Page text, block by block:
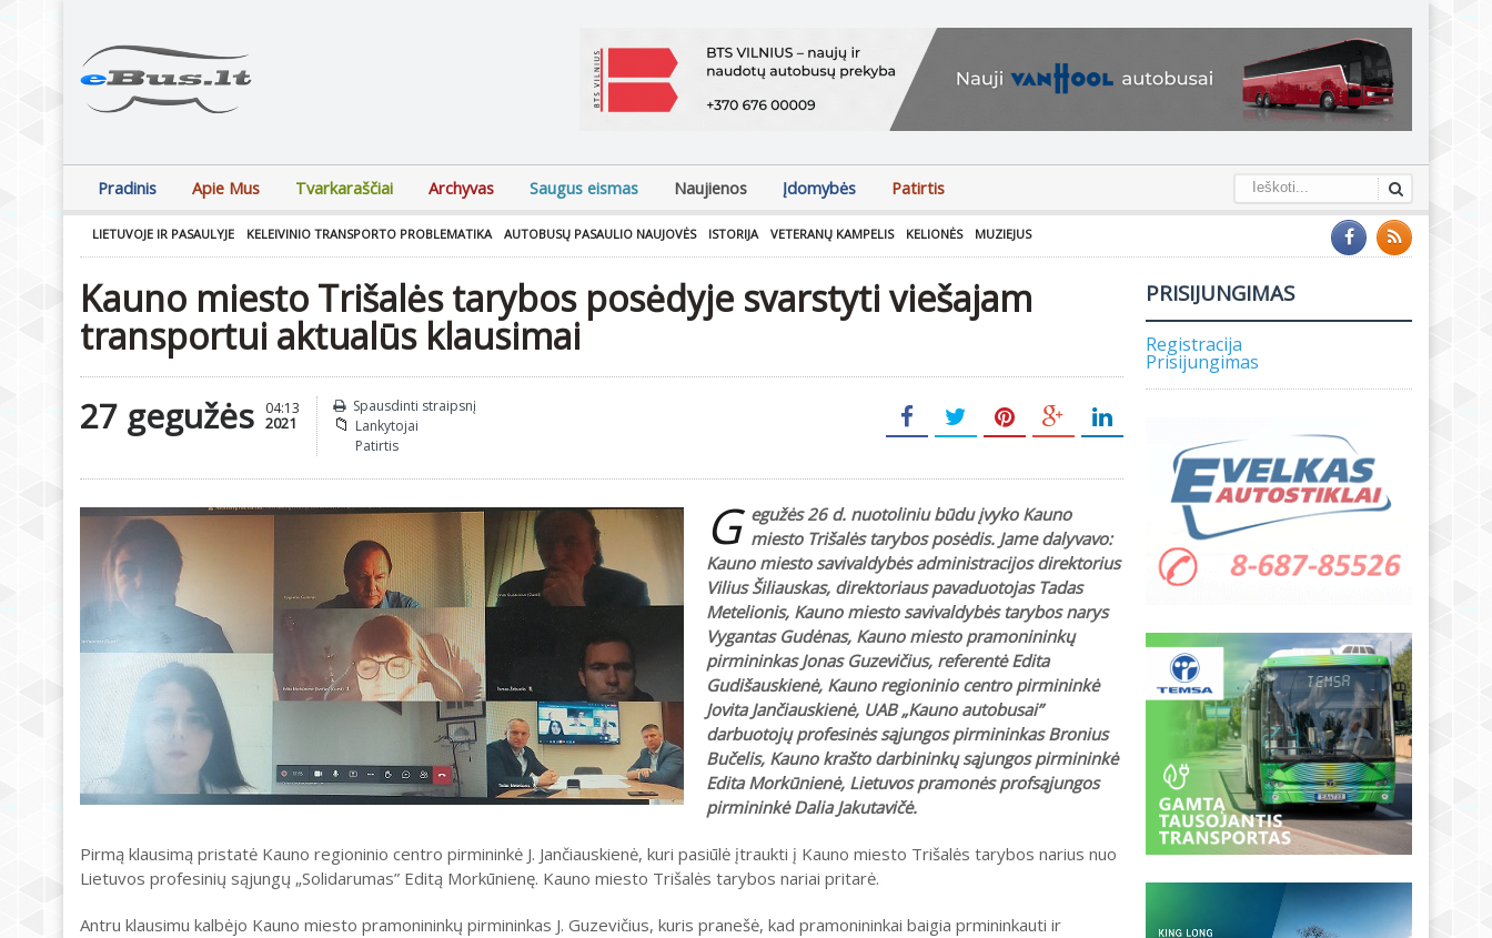
Pradinis Apie Mus Tvarkaraščiai Archyvas Saugus eismas Naujienos Įdomybės Patirtis
LIETUVOJE IR PASAULYJE KELEIVINIO TRANSPORTO PROBLEMATIKA AUTOBUSŲ PASAULIO NAUJOVĖS ISTORIJA VETERANŲ KAMPELIS KELIONĖS MUZIEJUS
Kauno miesto Trišalės tarybos posėdyje svarstyti viešajam
transportui aktualūs klausimai
27 gegužės 04:13
2021
Spausdinti straipsnį
Lankytojai
Patirtis
G egužės 26 d. nuotoliniu būdu įvyko Kauno
miesto Trišalės tarybos posėdis. Jame dalyvavo:
Kauno miesto savivaldybės administracijos direktorius
Vilius Šiliauskas, direktoriaus pavaduotojas Tadas
Metelionis, Kauno miesto savivaldybės tarybos narys
Vygantas Gudėnas, Kauno miesto pramonininkų
pirmininkas Jonas Guzevičius, referentė Edita
Gudišauskienė, Kauno regioninio centro pirmininkė
Jovita Jančiauskienė, UAB „Kauno autobusai”
darbuotojų profesinės sąjungos pirmininkas Bronius
Bučelis, Kauno krašto darbininkų sąjungos pirmininkė
Edita Morkūnienė, Lietuvos pramonės profsąjungos
pirmininkė Dalia Jakutavičė.
Pirmą klausimą pristatė Kauno regioninio centro pirmininkė J. Jančiauskienė, kuri pasiūlė įtraukti į Kauno miesto Trišalės tarybos narius nuo
Lietuvos profesinių sąjungų „Solidarumas” Editą Morkūnienę. Kauno miesto Trišalės tarybos nariai pritarė.
Antru klausimu kalbėjo Kauno miesto pramonininkų pirmininkas J. Guzevičius, kuris pranešė, kad pramonininkai baigia prmininkauti ir
PRISIJUNGIMAS
Registracija
Prisijungimas